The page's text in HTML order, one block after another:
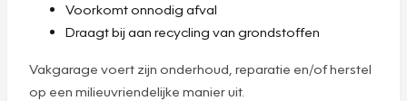
Voorkomt onnodig afval
Draagt bij aan recycling van grondstoffen
Vakgarage voert zijn onderhoud, reparatie en/of herstel
op een milieuvriendelijke manier uit.